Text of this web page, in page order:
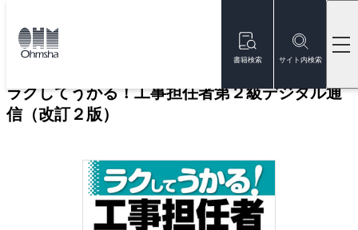
書籍検索 サイト内検索
トップ
ラクしてうかる！工事担任者第２級デジタル通
信（改訂２版）